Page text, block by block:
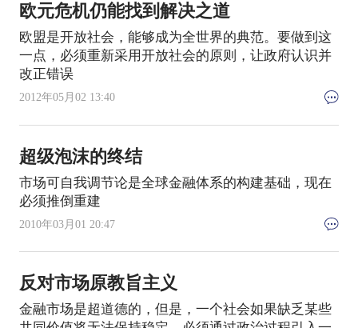
欧元危机仍能找到解决之道
欧盟是开放社会，能够成为全世界的典范。要做到这
一点，必须重新采用开放社会的原则，让政府认识并
改正错误
2012年05月02 13:40
超级泡沫的终结
市场可自我调节论是全球金融体系的构建基础，现在
必须推倒重建
2010年03月01 20:47
反对市场原教旨主义
金融市场是超道德的，但是，一个社会如果缺乏某些